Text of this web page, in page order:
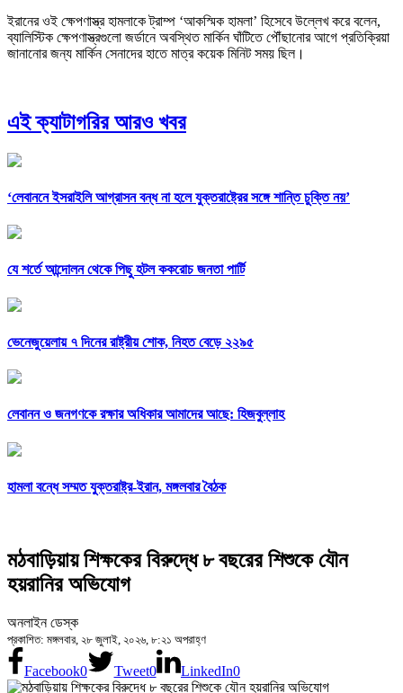
ইরানের ওই ক্ষেপণাস্ত্র হামলাকে ট্রাম্প ‘আকস্মিক হামলা’ হিসেবে উল্লেখ করে বলেন,
ব্যালিস্টিক ক্ষেপণাস্ত্রগুলো জর্ডানে অবস্থিত মার্কিন ঘাঁটিতে পৌঁছানোর আগে প্রতিক্রিয়া
জানানোর জন্য মার্কিন সেনাদের হাতে মাত্র কয়েক মিনিট সময় ছিল।
এই ক্যাটাগরির আরও খবর
‘লেবাননে ইসরাইলি আগ্রাসন বন্ধ না হলে যুক্তরাষ্ট্রের সঙ্গে শান্তি চুক্তি নয়’
যে শর্তে আন্দোলন থেকে পিছু হটল ককরোচ জনতা পার্টি
ভেনেজুয়েলায় ৭ দিনের রাষ্ট্রীয় শোক, নিহত বেড়ে ২২৯৫
লেবানন ও জনগণকে রক্ষার অধিকার আমাদের আছে: হিজবুল্লাহ
হামলা বন্ধে সম্মত যুক্তরাষ্ট্র-ইরান, মঙ্গলবার বৈঠক
মঠবাড়িয়ায় শিক্ষকের বিরুদ্ধে ৮ বছরের শিশুকে যৌন
হয়রানির অভিযোগ
অনলাইন ডেস্ক
প্রকাশিত: মঙ্গলবার, ২৮ জুলাই, ২০২৬, ৮:২১ অপরাহ্ণ
Facebook0 Tweet0 LinkedIn0